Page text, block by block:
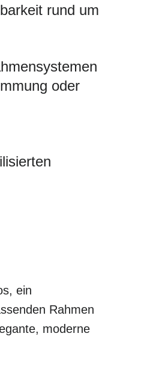
rund um
oder
ein
Rahmen
moderne